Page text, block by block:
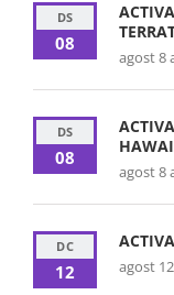
DS
08
agost 8
DS
08
agost 8
DC
12 agost